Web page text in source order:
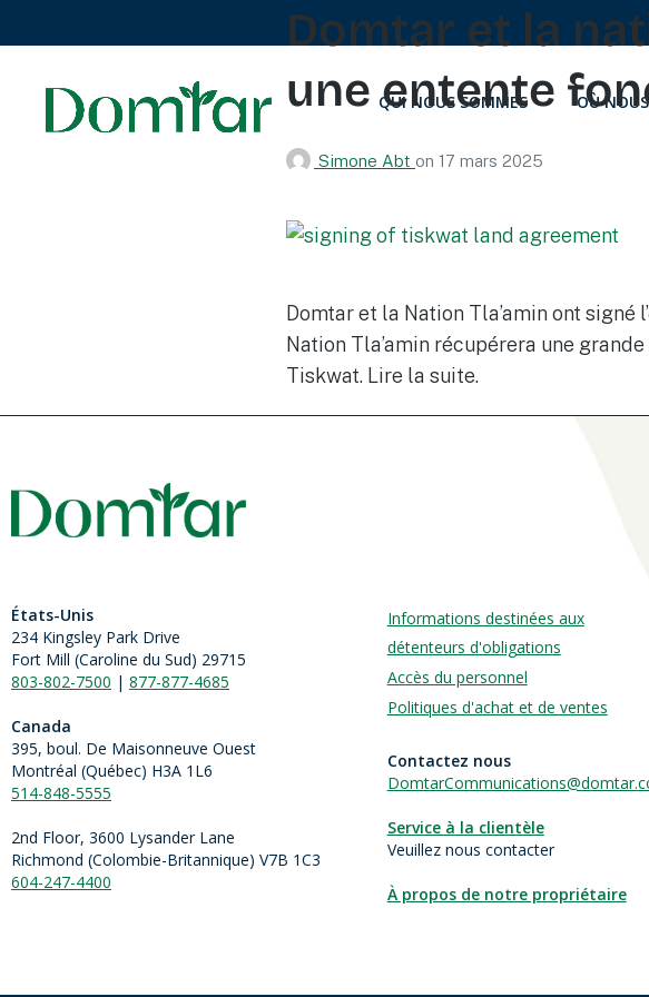
QUI NOUS SOMMES OÙ
Domtar et la
une entente
Simone Abt on 17 mars 2025
Domtar et la Nation Tla’amin ont
Nation Tla’amin récupérera une
Tiskwat. Lire la suite.
États-Unis
234 Kingsley Park Drive
Fort Mill (Caroline du Sud) 29715
803-802-7500 | 877-877-4685
Canada
395, boul. De Maisonneuve Ouest
Montréal (Québec) H3A 1L6
514-848-5555
2nd Floor, 3600 Lysander Lane
Richmond (Colombie-Britannique) V7B 1C3
604-247-4400
Informations destinées aux
détenteurs d'obligations
Accès du personnel
Politiques d'achat et de ventes
Contactez nous
Service à la clientèle
Veuillez nous contacter
À propos de notre propriétaire